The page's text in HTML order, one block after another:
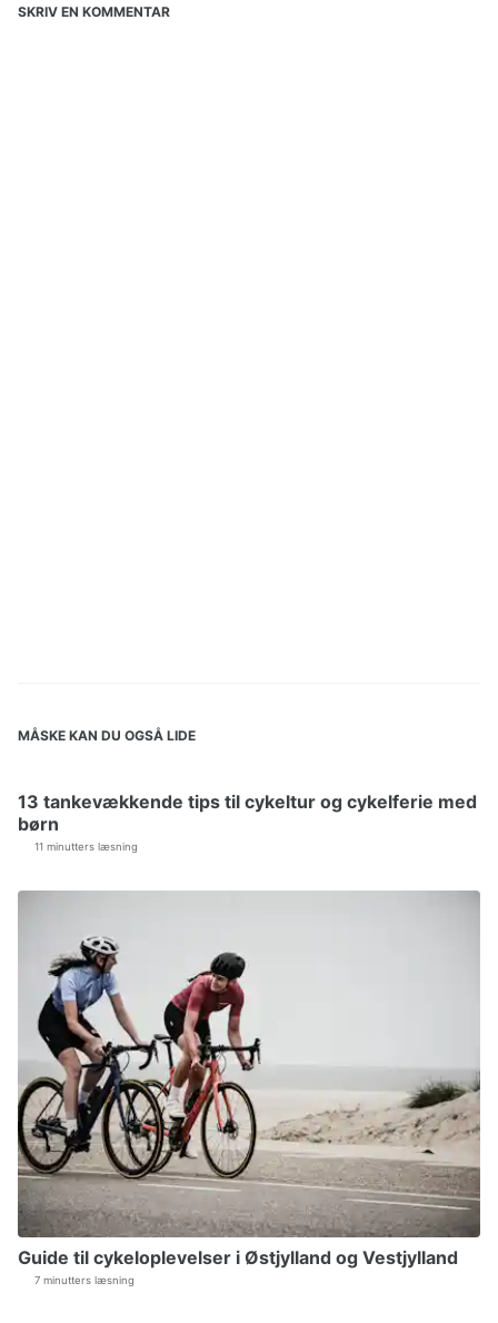
SKRIV EN KOMMENTAR
MÅSKE KAN DU OGSÅ LIDE
13 tankevækkende tips til cykeltur og cykelferie med
børn
11 minutters læsning
Guide til cykeloplevelser i Østjylland og Vestjylland
7 minutters læsning